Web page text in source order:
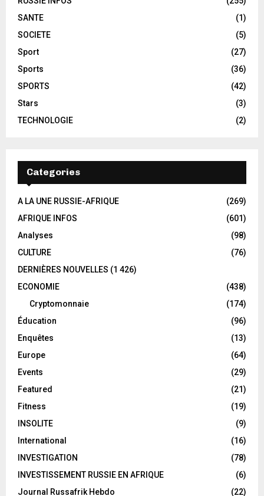
SANTE
(1)
SOCIETE
(5)
Sport
(27)
Sports
(36)
SPORTS
(42)
Stars
(3)
TECHNOLOGIE
(2)
Categories
A LA UNE RUSSIE-AFRIQUE
(269)
AFRIQUE INFOS
(601)
Analyses
(98)
CULTURE
(76)
DERNIÈRES NOUVELLES (1 426)
ECONOMIE
(438)
Cryptomonnaie
(174)
Éducation
(96)
Enquêtes
(13)
Europe
(64)
Events
(29)
Featured
(21)
Fitness
(19)
INSOLITE
(9)
International
(16)
INVESTIGATION
(78)
INVESTISSEMENT RUSSIE EN AFRIQUE
(6)
Journal Russafrik Hebdo
(22)